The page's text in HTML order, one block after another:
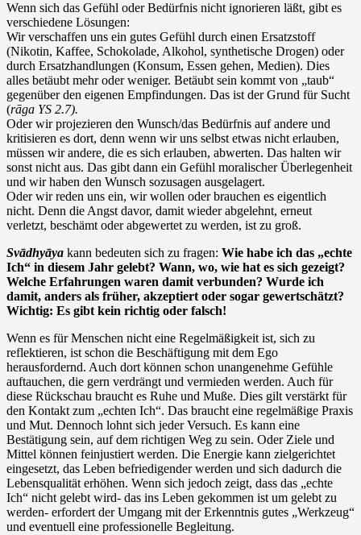
Wenn sich das Gefühl oder Bedürfnis nicht ignorieren läßt, gibt es
verschiedene Lösungen:
Wir verschaffen uns ein gutes Gefühl durch einen Ersatzstoff
(Nikotin, Kaffee, Schokolade, Alkohol, synthetische Drogen) oder
durch Ersatzhandlungen (Konsum, Essen gehen, Medien). Dies
alles betäubt mehr oder weniger. Betäubt sein kommt von „taub“
gegenüber den eigenen Empfindungen. Das ist der Grund für Sucht
(rāga YS 2.7).
Oder wir projezieren den Wunsch/das Bedürfnis auf andere und
kritisieren es dort, denn wenn wir uns selbst etwas nicht erlauben,
müssen wir andere, die es sich erlauben, abwerten. Das halten wir
sonst nicht aus. Das gibt dann ein Gefühl moralischer Überlegenheit
und wir haben den Wunsch sozusagen ausgelagert.
Oder wir reden uns ein, wir wollen oder brauchen es eigentlich
nicht. Denn die Angst davor, damit wieder abgelehnt, erneut
verletzt, beschämt oder abgewertet zu werden, ist zu groß.
Svādhyāya kann bedeuten sich zu fragen: Wie habe ich das „echte
Ich“ in diesem Jahr gelebt? Wann, wo, wie hat es sich gezeigt?
Welche Erfahrungen waren damit verbunden? Wurde ich
damit, anders als früher, akzeptiert oder sogar gewertschätzt?
Wichtig: Es gibt kein richtig oder falsch!
Wenn es für Menschen nicht eine Regelmäßigkeit ist, sich zu
reflektieren, ist schon die Beschäftigung mit dem Ego
herausfordernd. Auch dort können schon unangenehme Gefühle
auftauchen, die gern verdrängt und vermieden werden. Auch für
diese Rückschau braucht es Ruhe und Muße. Dies gilt verstärkt für
den Kontakt zum „echten Ich“. Das braucht eine regelmäßige Praxis
und Mut. Dennoch lohnt sich jeder Versuch. Es kann eine
Bestätigung sein, auf dem richtigen Weg zu sein. Oder Ziele und
Mittel können feinjustiert werden. Die Energie kann zielgerichtet
eingesetzt, das Leben befriedigender werden und sich dadurch die
Lebensqualität erhöhen. Wenn sich jedoch zeigt, dass das „echte
Ich“ nicht gelebt wird- das ins Leben gekommen ist um gelebt zu
werden- erfordert der Umgang mit der Erkenntnis gutes „Werkzeug“
und eventuell eine professionelle Begleitung.